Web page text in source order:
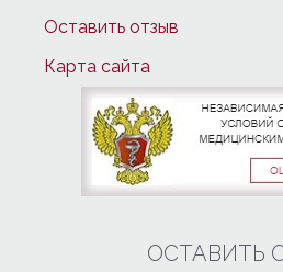
Оставить отзыв
Карта сайта
ОСТАВИТЬ